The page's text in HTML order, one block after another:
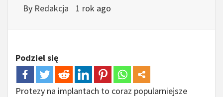
By Redakcja 1 rok ago
Podziel się
Protezy na implantach to coraz popularniejsze